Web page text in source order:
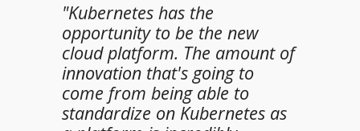
"Kubernetes has the
opportunity to be the new
cloud platform. The amount of
innovation that's going to
come from being able to
standardize on Kubernetes as